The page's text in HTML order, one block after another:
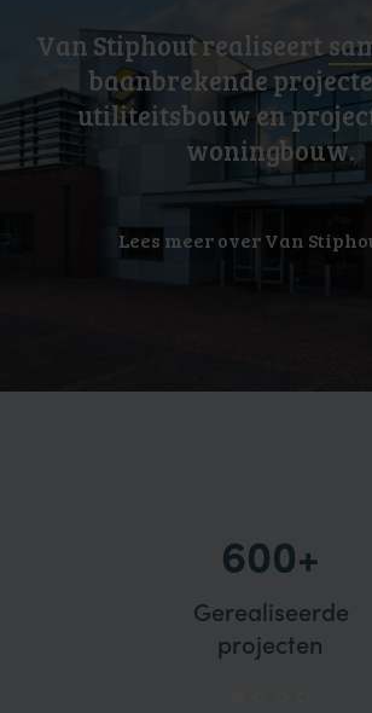
Van Stiphout realiseert
baanbrekende
utiliteitsbouw en
woningbouw.
Lees meer over Van
600+
Gerealiseerde
projecten